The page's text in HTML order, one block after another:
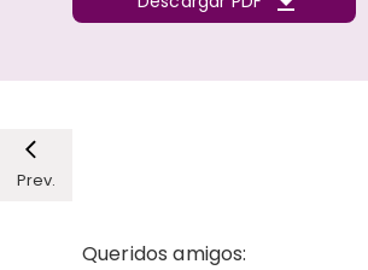
Prev.
Queridos amigos: